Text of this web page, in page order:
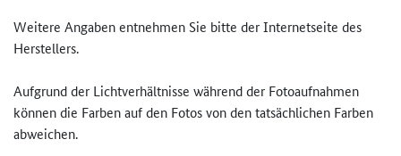
Weitere Angaben entnehmen Sie bitte der Internetseite des
Herstellers.
Aufgrund der Lichtverhältnisse während der Fotoaufnahmen
können die Farben auf den Fotos von den tatsächlichen Farben
abweichen.